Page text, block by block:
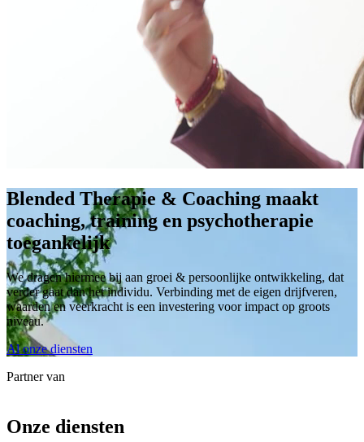
Blended Therapie & Coaching maakt
coaching, training en psychotherapie
toegankelijk
We dragen hiermee bij aan groei & persoonlijke ontwikkeling, dat
verder gaat dan het individu. Verbinding met de eigen drijfveren,
waarden en veerkracht is een investering voor impact op groots
niveau.
Al onze diensten
Partner van
Onze diensten